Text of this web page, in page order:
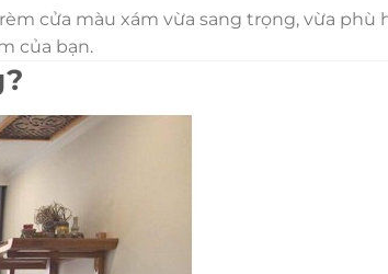
cửa màu xám vừa sang trọng, vừa
của bạn.